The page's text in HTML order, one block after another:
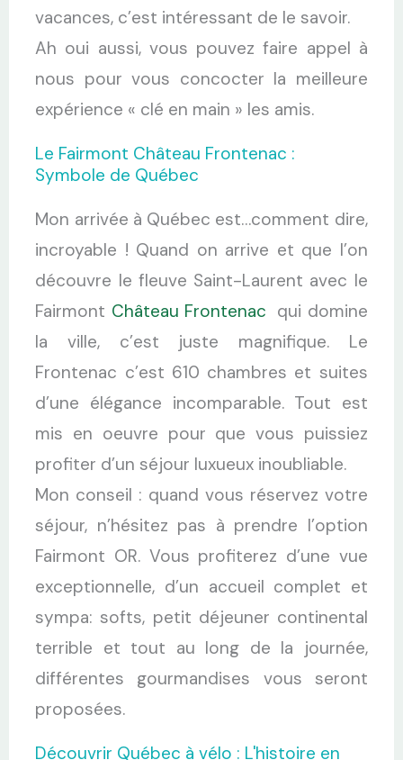
vacances, c’est intéressant de le savoir.
Ah oui aussi, vous pouvez faire appel à
nous pour vous concocter la meilleure
expérience « clé en main » les amis.
Le Fairmont Château Frontenac :
Symbole de Québec
Mon arrivée à Québec est…comment dire,
incroyable ! Quand on arrive et que l’on
découvre le fleuve Saint-Laurent avec le
Fairmont Château Frontenac qui domine
la ville, c’est juste magnifique. Le
Frontenac c’est 610 chambres et suites
d’une élégance incomparable. Tout est
mis en oeuvre pour que vous puissiez
profiter d’un séjour luxueux inoubliable.
Mon conseil : quand vous réservez votre
séjour, n’hésitez pas à prendre l’option
Fairmont OR. Vous profiterez d’une vue
exceptionnelle, d’un accueil complet et
sympa: softs, petit déjeuner continental
terrible et tout au long de la journée,
différentes gourmandises vous seront
proposées.
Découvrir Québec à vélo : L'histoire en